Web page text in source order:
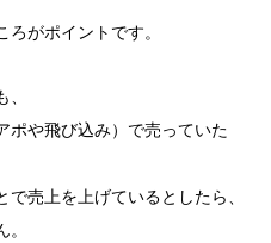
ろがポイントです。
ポや飛び込み）で売っていた
売上を上げているとしたら、